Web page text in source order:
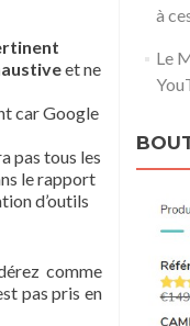
et ne
car Google
pas tous les
le rapport
d’outils
comme
pas pris en
à
Le